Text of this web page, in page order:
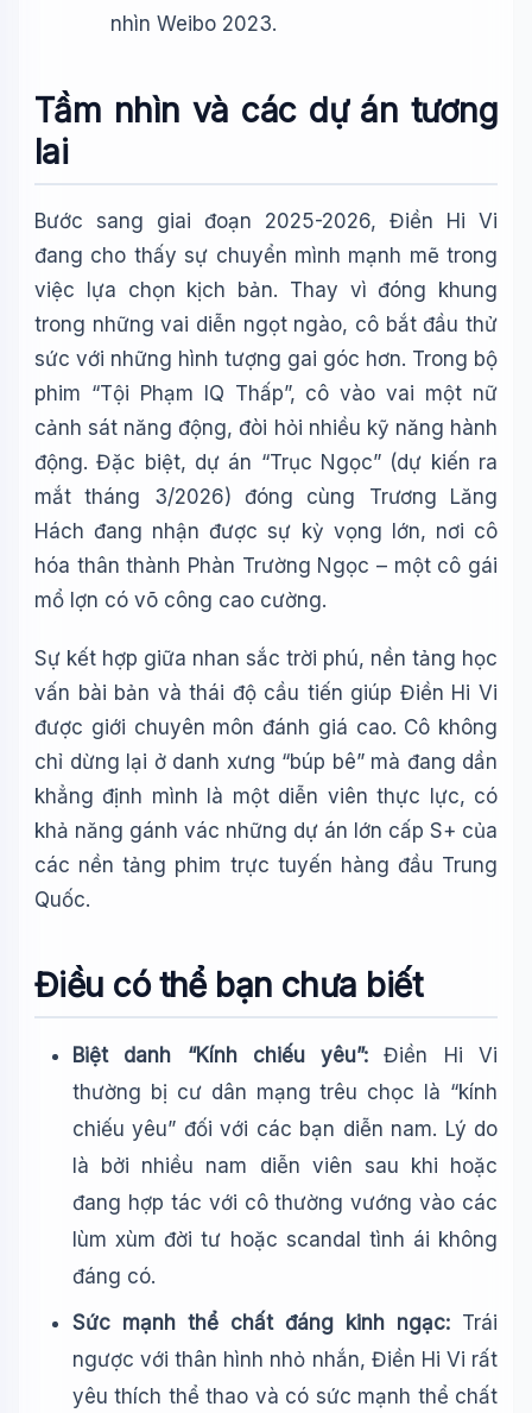
nhìn Weibo 2023.
Tầm nhìn và các dự án tương
lai
Bước sang giai đoạn 2025-2026, Điền Hi Vi
đang cho thấy sự chuyển mình mạnh mẽ trong
việc lựa chọn kịch bản. Thay vì đóng khung
trong những vai diễn ngọt ngào, cô bắt đầu thử
sức với những hình tượng gai góc hơn. Trong bộ
phim “Tội Phạm IQ Thấp”, cô vào vai một nữ
cảnh sát năng động, đòi hỏi nhiều kỹ năng hành
động. Đặc biệt, dự án “Trục Ngọc” (dự kiến ra
mắt tháng 3/2026) đóng cùng Trương Lăng
Hách đang nhận được sự kỳ vọng lớn, nơi cô
hóa thân thành Phàn Trường Ngọc – một cô gái
mổ lợn có võ công cao cường.
Sự kết hợp giữa nhan sắc trời phú, nền tảng học
vấn bài bản và thái độ cầu tiến giúp Điền Hi Vi
được giới chuyên môn đánh giá cao. Cô không
chỉ dừng lại ở danh xưng “búp bê” mà đang dần
khẳng định mình là một diễn viên thực lực, có
khả năng gánh vác những dự án lớn cấp S+ của
các nền tảng phim trực tuyến hàng đầu Trung
Quốc.
Điều có thể bạn chưa biết
Biệt danh “Kính chiếu yêu”: Điền Hi Vi
thường bị cư dân mạng trêu chọc là “kính
chiếu yêu” đối với các bạn diễn nam. Lý do
là bởi nhiều nam diễn viên sau khi hoặc
đang hợp tác với cô thường vướng vào các
lùm xùm đời tư hoặc scandal tình ái không
đáng có.
Sức mạnh thể chất đáng kinh ngạc: Trái
ngược với thân hình nhỏ nhắn, Điền Hi Vi rất
yêu thích thể thao và có sức mạnh thể chất